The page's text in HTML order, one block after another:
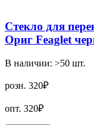
Стекло для
Ориг Feaglet
В наличии: >50 шт.
розн. 320₽
опт. 320₽